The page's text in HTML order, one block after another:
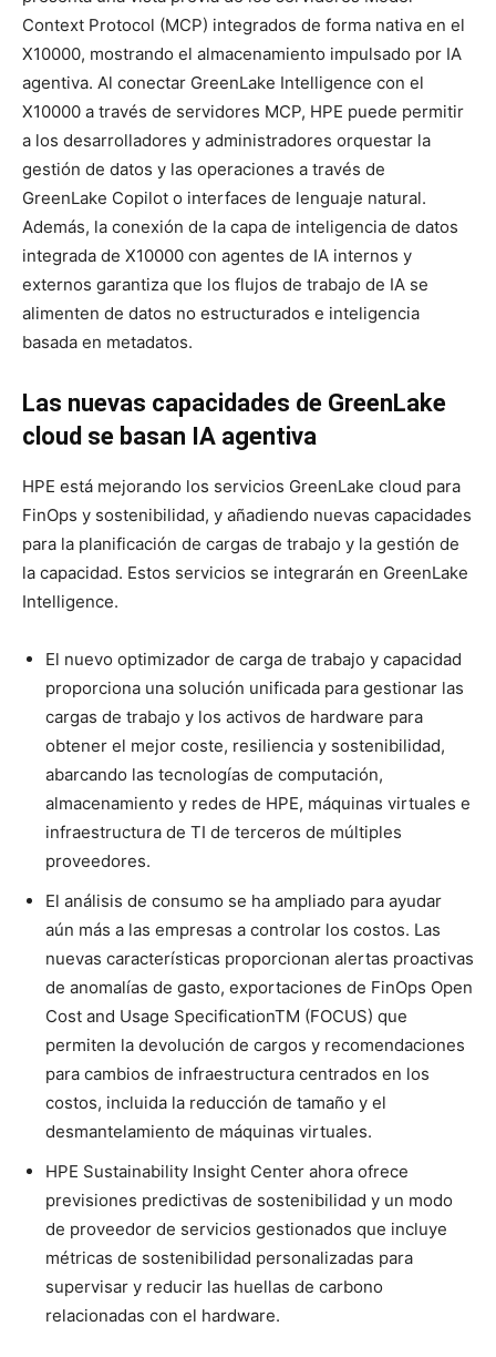
Context Protocol (MCP) integrados de forma nativa en el
X10000, mostrando el almacenamiento impulsado por IA
agentiva. Al conectar GreenLake Intelligence con el
X10000 a través de servidores MCP, HPE puede permitir
a los desarrolladores y administradores orquestar la
gestión de datos y las operaciones a través de
GreenLake Copilot o interfaces de lenguaje natural.
Además, la conexión de la capa de inteligencia de datos
integrada de X10000 con agentes de IA internos y
externos garantiza que los flujos de trabajo de IA se
alimenten de datos no estructurados e inteligencia
basada en metadatos.
Las nuevas capacidades de GreenLake
cloud se basan IA agentiva
HPE está mejorando los servicios GreenLake cloud para
FinOps y sostenibilidad, y añadiendo nuevas capacidades
para la planificación de cargas de trabajo y la gestión de
la capacidad. Estos servicios se integrarán en GreenLake
Intelligence.
El nuevo optimizador de carga de trabajo y capacidad
proporciona una solución unificada para gestionar las
cargas de trabajo y los activos de hardware para
obtener el mejor coste, resiliencia y sostenibilidad,
abarcando las tecnologías de computación,
almacenamiento y redes de HPE, máquinas virtuales e
infraestructura de TI de terceros de múltiples
proveedores.
El análisis de consumo se ha ampliado para ayudar
aún más a las empresas a controlar los costos. Las
nuevas características proporcionan alertas proactivas
de anomalías de gasto, exportaciones de FinOps Open
Cost and Usage SpecificationTM (FOCUS) que
permiten la devolución de cargos y recomendaciones
para cambios de infraestructura centrados en los
costos, incluida la reducción de tamaño y el
desmantelamiento de máquinas virtuales.
HPE Sustainability Insight Center ahora ofrece
previsiones predictivas de sostenibilidad y un modo
de proveedor de servicios gestionados que incluye
métricas de sostenibilidad personalizadas para
supervisar y reducir las huellas de carbono
relacionadas con el hardware.